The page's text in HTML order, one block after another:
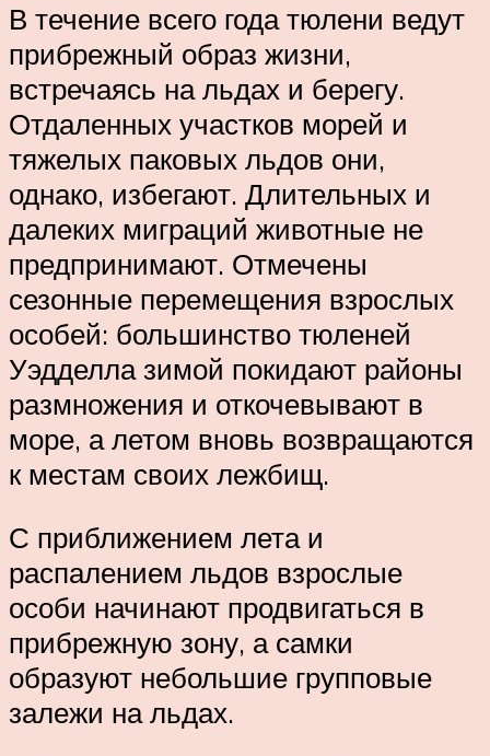
В течение всего года тюлени ведут
прибрежный образ жизни,
встречаясь на льдах и берегу.
Отдаленных участков морей и
тяжелых паковых льдов они,
однако, избегают. Длительных и
далеких миграций животные не
предпринимают. Отмечены
сезонные перемещения взрослых
особей: большинство тюленей
Уэдделла зимой покидают районы
размножения и откочевывают в
море, а летом вновь возвращаются
к местам своих лежбищ.
С приближением лета и
распалением льдов взрослые
особи начинают продвигаться в
прибрежную зону, а самки
образуют небольшие групповые
залежи на льдах.